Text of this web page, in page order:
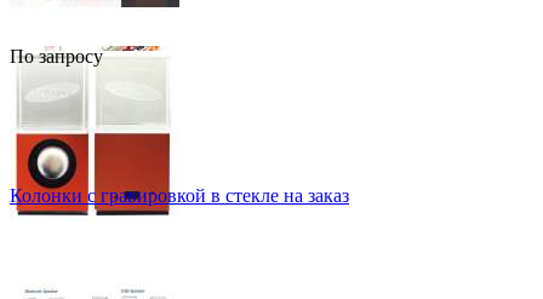
По запросу
Колонки с гравировкой в стекле на заказ